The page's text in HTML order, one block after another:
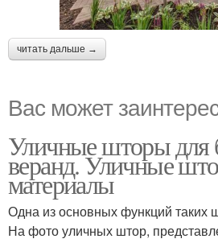
читать дальше →
Вас может
Уличные шторы для
веранд. Уличные
материалы
Одна из основных функций таких
На фото уличных штор,